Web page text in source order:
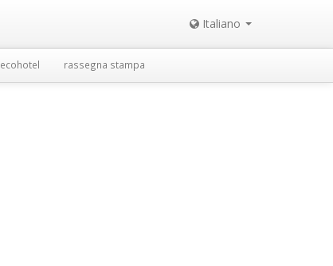
Italiano
ecohotel rassegna stampa